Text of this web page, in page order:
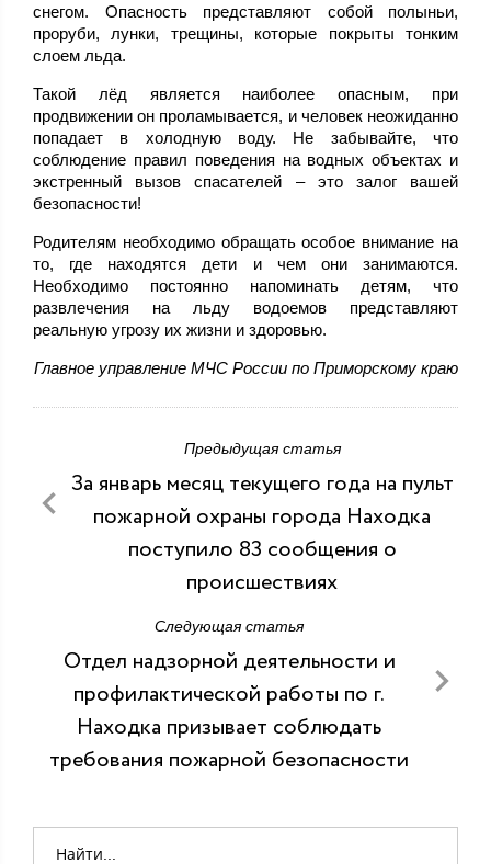
снегом. Опасность представляют собой полыньи,
проруби, лунки, трещины, которые покрыты тонким
слоем льда.
Такой лёд является наиболее опасным, при
продвижении он проламывается, и человек неожиданно
попадает в холодную воду. Не забывайте, что
соблюдение правил поведения на водных объектах и
экстренный вызов спасателей – это залог вашей
безопасности!
Родителям необходимо обращать особое внимание на
то, где находятся дети и чем они занимаются.
Необходимо постоянно напоминать детям, что
развлечения на льду водоемов представляют
реальную угрозу их жизни и здоровью.
Главное управление МЧС России по Приморскому краю
Предыдущая статья
За январь месяц текущего года на пульт
пожарной охраны города Находка
поступило 83 сообщения о
происшествиях
Следующая статья
Отдел надзорной деятельности и
профилактической работы по г.
Находка призывает соблюдать
требования пожарной безопасности